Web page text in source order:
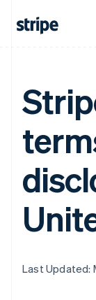
Last Updated:
Alemania
Austria
Deutsch
Bélgica
Brasil
Português
Bulgaria
English
English
China
English